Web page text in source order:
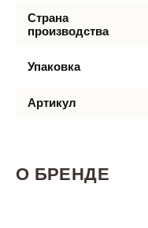
Страна
производства
Упаковка
Артикул
О БРЕНДЕ